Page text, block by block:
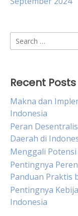
Search
for:
Recent Posts
Makna dan
Indonesia
Peran
Daerah di
Menggali
Pentingnya
Panduan Praktis
Pentingnya
Indonesia